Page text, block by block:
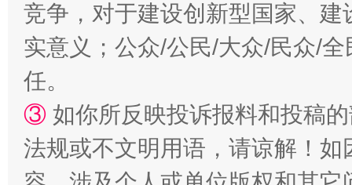
“蜀中异人”王建安的艺术幻境
竞争，对于建设创新型国家、
实意义；公众/公民/大众/民众/
任。
③ 如你所反映投诉报料和投稿
法规或不文明用语，请谅解！